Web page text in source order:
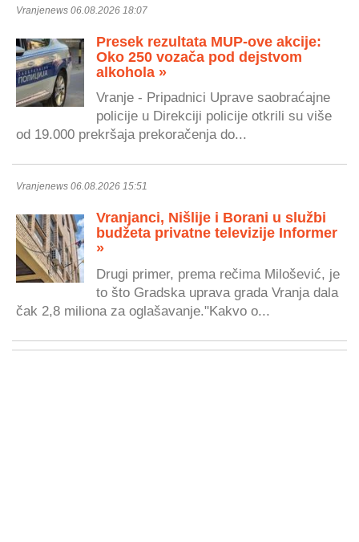
Vranjenews 06.08.2026 18:07
Presek rezultata MUP-ove akcije:
Oko 250 vozača pod dejstvom
alkohola »
Vranje - Pripadnici Uprave saobraćajne
policije u Direkciji policije otkrili su više
od 19.000 prekršaja prekoračenja do...
Vranjenews 06.08.2026 15:51
Vranjanci, Nišlije i Borani u službi
budžeta privatne televizije Informer
»
Drugi primer, prema rečima Milošević, je
to što Gradska uprava grada Vranja dala
čak 2,8 miliona za oglašavanje."Kakvo o...